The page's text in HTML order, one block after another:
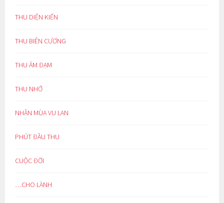
THU DIỆN KIẾN
THU BIÊN CƯƠNG
THU ẢM ĐẠM
THU NHỚ
NHÂN MÙA VU LAN
PHÚT ĐẦU THU
CUỘC ĐỜI
…CHO LÀNH